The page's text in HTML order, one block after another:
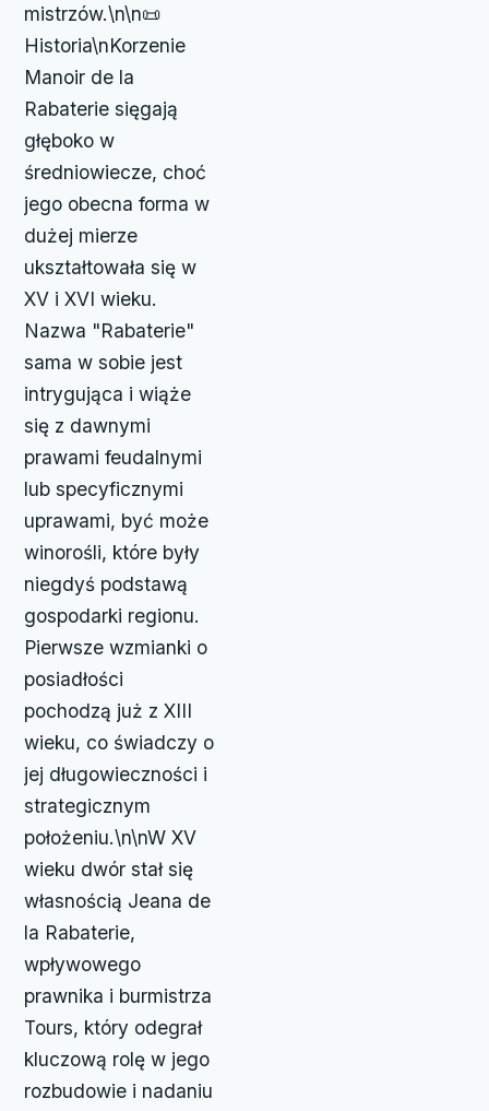
mistrzów.\n\n📜
Historia\nKorzenie
Manoir de la
Rabaterie sięgają
głęboko w
średniowiecze, choć
jego obecna forma w
dużej mierze
ukształtowała się w
XV i XVI wieku.
Nazwa "Rabaterie"
sama w sobie jest
intrygująca i wiąże
się z dawnymi
prawami feudalnymi
lub specyficznymi
uprawami, być może
winorośli, które były
niegdyś podstawą
gospodarki regionu.
Pierwsze wzmianki o
posiadłości
pochodzą już z XIII
wieku, co świadczy o
jej długowieczności i
strategicznym
położeniu.\n\nW XV
wieku dwór stał się
własnością Jeana de
la Rabaterie,
wpływowego
prawnika i burmistrza
Tours, który odegrał
kluczową rolę w jego
rozbudowie i nadaniu